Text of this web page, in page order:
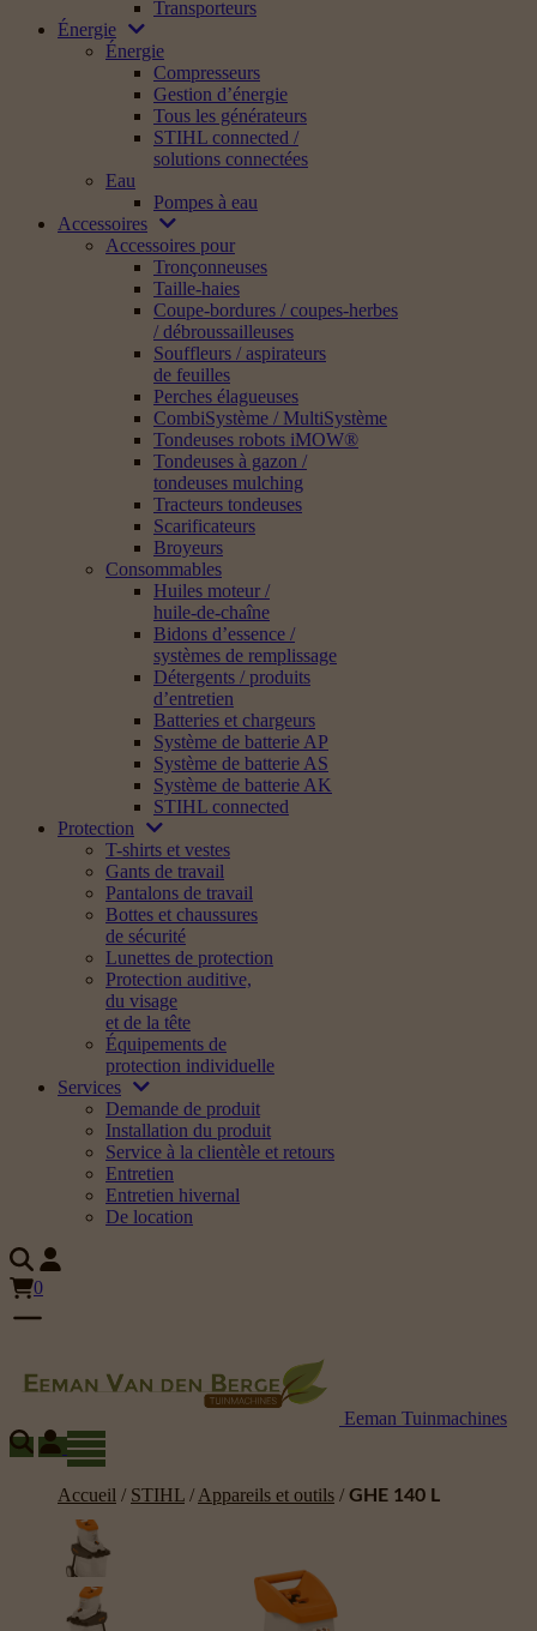
Transporteurs
Énergie
Énergie
Compresseurs
Gestion d’énergie
Tous les générateurs
STIHL connected /
solutions connectées
Eau
Pompes à eau
Accessoires
Accessoires pour
Tronçonneuses
Taille-haies
Coupe-bordures / coupes-herbes
/ débroussailleuses
Souffleurs / aspirateurs
de feuilles
Perches élagueuses
CombiSystème / MultiSystème
Tondeuses robots iMOW®
Tondeuses à gazon /
tondeuses mulching
Tracteurs tondeuses
Scarificateurs
Broyeurs
Consommables
Huiles moteur /
huile-de-chaîne
Bidons d’essence /
systèmes de remplissage
Détergents / produits
d’entretien
Batteries et chargeurs
Système de batterie AP
Système de batterie AS
Système de batterie AK
STIHL connected
Protection
T-shirts et vestes
Gants de travail
Pantalons de travail
Bottes et chaussures
de sécurité
Lunettes de protection
Protection auditive,
du visage
et de la tête
Équipements de
protection individuelle
Services
Demande de produit
Installation du produit
Service à la clientèle et retours
Entretien
Entretien hivernal
De location
0
Eeman Tuinmachines
Accueil / STIHL / Appareils et outils / GHE 140 L